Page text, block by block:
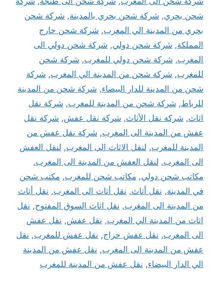
شحن بحري, شركة شحن بحري بالمدينة, شركة شحن
بحري من المدينة الي المغرب, شركة شحن خارج
المملكة, شركة شحن دولي, شركة شحن دولي الى
المغرب, شركة شحن دولي للمغرب, شركة شحن
للمغرب, شركة شحن من المدينة الي المغرب, شركة
شحن من المدينة للدار البيضاء, شركة شحن من المدينة
للرباط, شركة شحن من المدينة للمغرب, شركة نقل
اثاث, شركة نقل الأثاث, شركة نقل عفش, شركة نقل
عفش من المدينة الى المغرب, شركة نقل عفش من
المدينة للمغرب, لنقل الاثاث الى المغرب, لنقل العفش
الى المغرب, لنقل العفش من المدينة الى المغرب,
مكاتب شحن دولي, مكاتب شحن للمغرب, مكتب شحن
في المدينة, نقل أثاث, نقل أثاث الى المغرب, نقل أثاث
من المدينة الى المغرب, نقل اثاث السوق المفتوح, نقل
اثاث من المدينة الي المغرب, نقل عفش, نقل عفش
الى المغرب, نقل عفش حراج, نقل عفش للمغرب, نقل
عفش من المدينة الى المغرب, نقل عفش من المدينة
الي الدار البيضاء, نقل عفش من المدينة للمغرب